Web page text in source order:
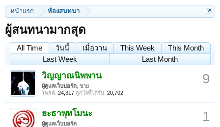
หน้าแรก ห้องสนทนา
ผู้สนทนามากสุด
All Time วันนี้ เมื่อวาน This Week
This Month
Last Week
Last Month
9
วิญญาณนิพพาน
ผู้ดูแลเว็บบอร์ด , ชาย
โพสต์: 24,317 ถูกใจที่ได้รับ: 20,702
1
ยะธาพุทโมนะ
ผู้ดูแลเว็บบอร์ด